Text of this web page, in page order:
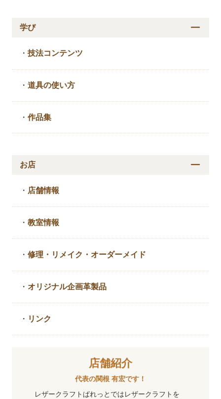
学び
・技法コンテンツ
・道具の使い方
・作品集
お店
・ 店舗情報
・教室情報
・修理・リメイク・ オーダーメイド
・ オリジナル企画革製品
・ リンク
店舗紹介
代表の関根 有宏です！
レザークラフトぱれっとではレザークラフトを